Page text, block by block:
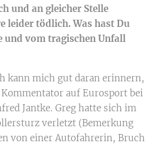
und an gleicher Stelle
leider tödlich. Was hast Du
und vom tragischen Unfall
kann mich gut daran erinnern,
auf Eurosport bei
Jantke. Greg hatte sich im
verletzt (Bemerkung
von einer Autofahrerin, Bruch